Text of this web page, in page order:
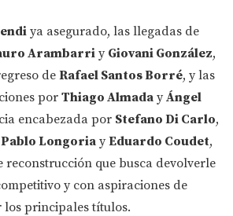
ya asegurado, las llegadas de
Arambarri y Giovani González,
deRafael Santos Borré, y las
por Thiago Almada yÁngel
encabezada por Stefano Di Carlo,
Pablo Longoria yEduardo Coudet,
reconstrucción que busca devolverle
y con aspiraciones de
principales títulos.